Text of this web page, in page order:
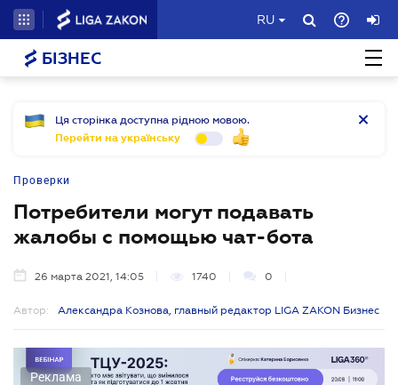
RU
БІЗНЕС
Ця сторінка доступна рідною мовою.
Перейти на українську
Проверки
Потребители могут подавать
жалобы с помощью чат-бота
26 марта 2021, 14:05 1740 0
Автор: Александра Кознова, главный редактор LIGA ZAKON Бизнес
Реклама